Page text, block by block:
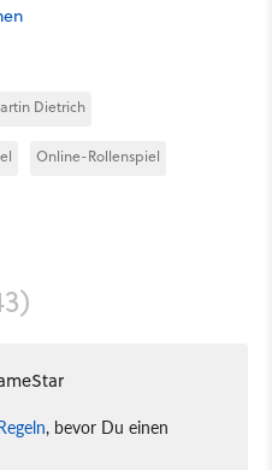
Dietrich
Online-Rollenspiel
, bevor Du einen